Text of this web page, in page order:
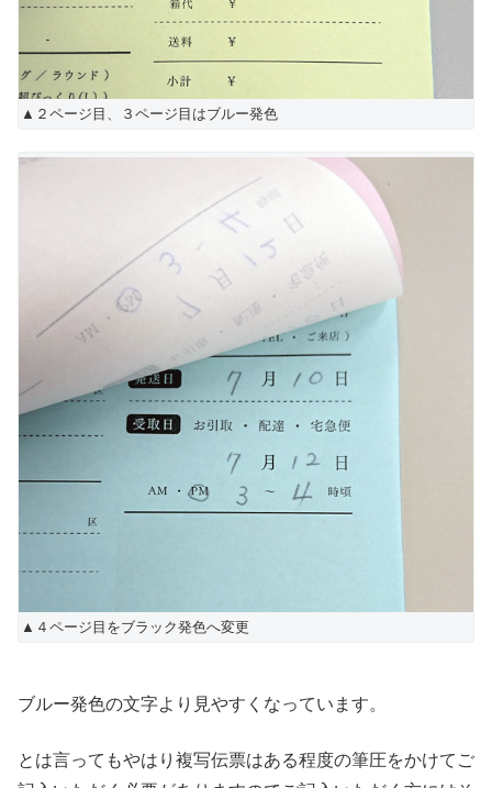
▲２ページ目、３ページ目はブルー発色
▲４ページ目をブラック発色へ変更
ブルー発色の文字より見やすくなっています。
とは言ってもやはり複写伝票はある程度の筆圧をかけてご